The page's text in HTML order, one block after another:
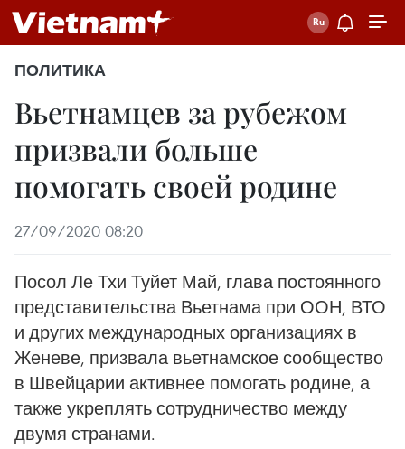
ПОЛИТИКА
Вьетнамцeв за рубежом
призвали больше
помогать своей родине
27/09/2020 08:20
Посол Ле Тхи Туйет Май, глава постоянного
представительства Вьетнама при ООН, ВТО
и других международных организациях в
Женеве, призвала вьетнамское сообщество
в Швейцарии активнее помогать родине, а
также укреплять сотрудничество между
двумя странами.